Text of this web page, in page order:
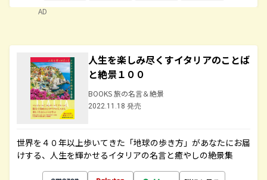
AD
人生を楽しみ尽くすイタリアのことば
と絶景１００
BOOKS 旅の名言＆絶景
2022.11.18 発売
世界を４０年以上歩いてきた「地球の歩き方」があなたにお届
けする、人生を輝かせるイタリアの名言と癒やしの絶景集